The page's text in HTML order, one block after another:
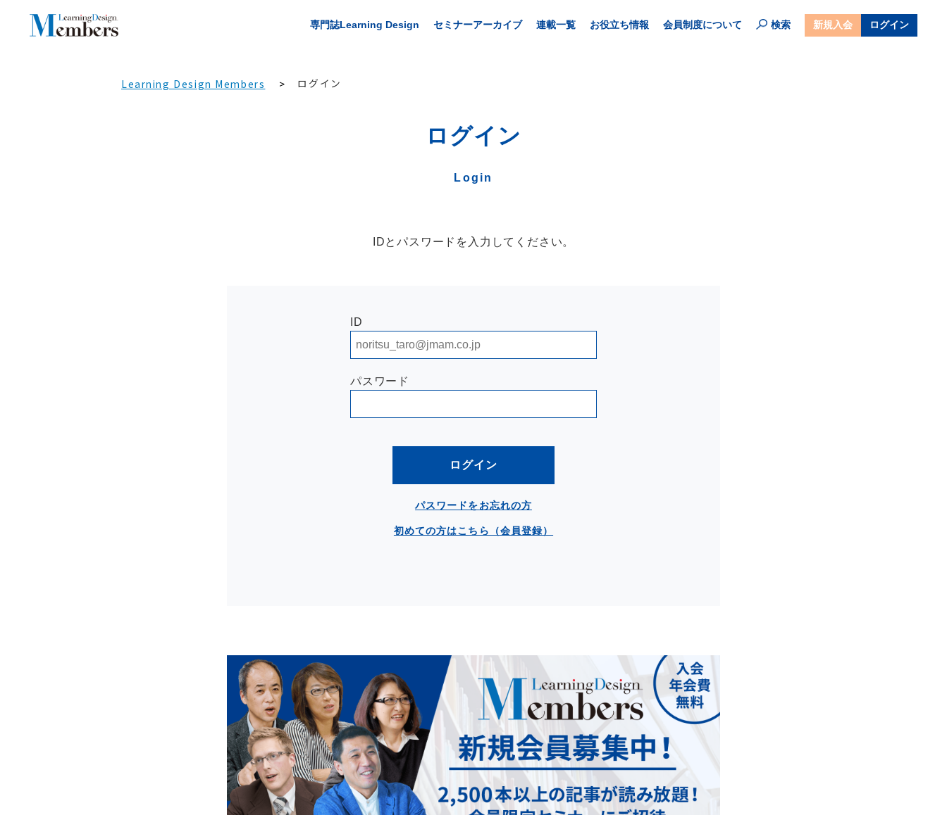
専門誌Learning Design セミナーアーカイブ 連載一覧 お役立ち情報 会員制度について 検索 新規入会 ログイン
Learning Design Members ログイン
ログイン
Login
IDとパスワードを入力してください。
ID
パスワード
ログイン
パスワードをお忘れの方
初めての方はこちら（会員登録）